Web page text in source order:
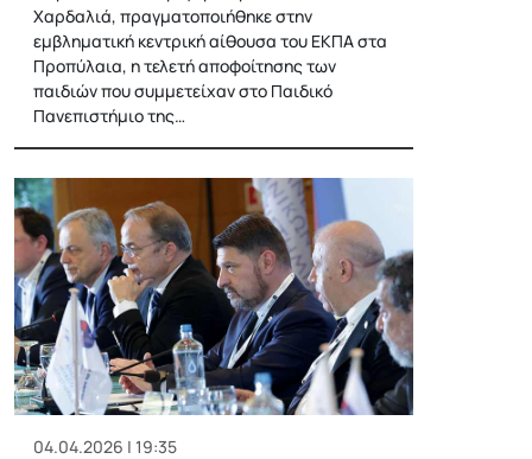
Χαρδαλιά, πραγματοποιήθηκε στην
εμβληματική κεντρική αίθουσα του ΕΚΠΑ στα
Προπύλαια, η τελετή αποφοίτησης των
παιδιών που συμμετείχαν στο Παιδικό
Πανεπιστήμιο της…
04.04.2026 | 19:35